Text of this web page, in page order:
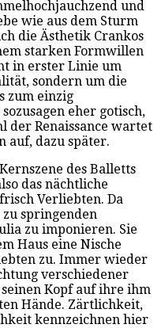
und
wie aus dem Sturm
die Ästhetik Crankos
starken Formwillen
in erster Linie um
sondern um die
zum einzig
eher gotisch,
der Renaissance wartet
auf, dazu später.
des Balletts
das nächtliche
Verliebten. Da
springenden
zu imponieren. Sie
Haus eine Nische
zu. Immer wieder
verschiedener
Kopf auf ihre ihm
Hände. Zärtlichkeit,
kennzeichnen hier